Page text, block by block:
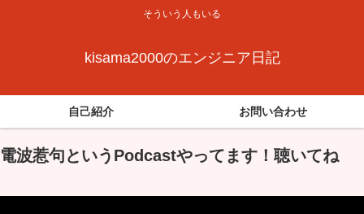
そういう人もいる
kisama2000のエンジニア日記
自己紹介 お問い合わせ
電波惹句というPodcastやってます！聴いてね